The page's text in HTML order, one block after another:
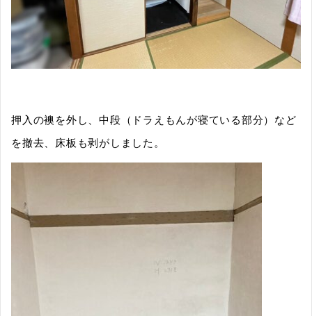
押入の襖を外し、中段（ドラえもんが寝ている部分）など
を撤去、床板も剥がしました。